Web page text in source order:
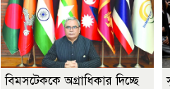
বিমসটেককে অগ্রাধিকার দিচ্ছে